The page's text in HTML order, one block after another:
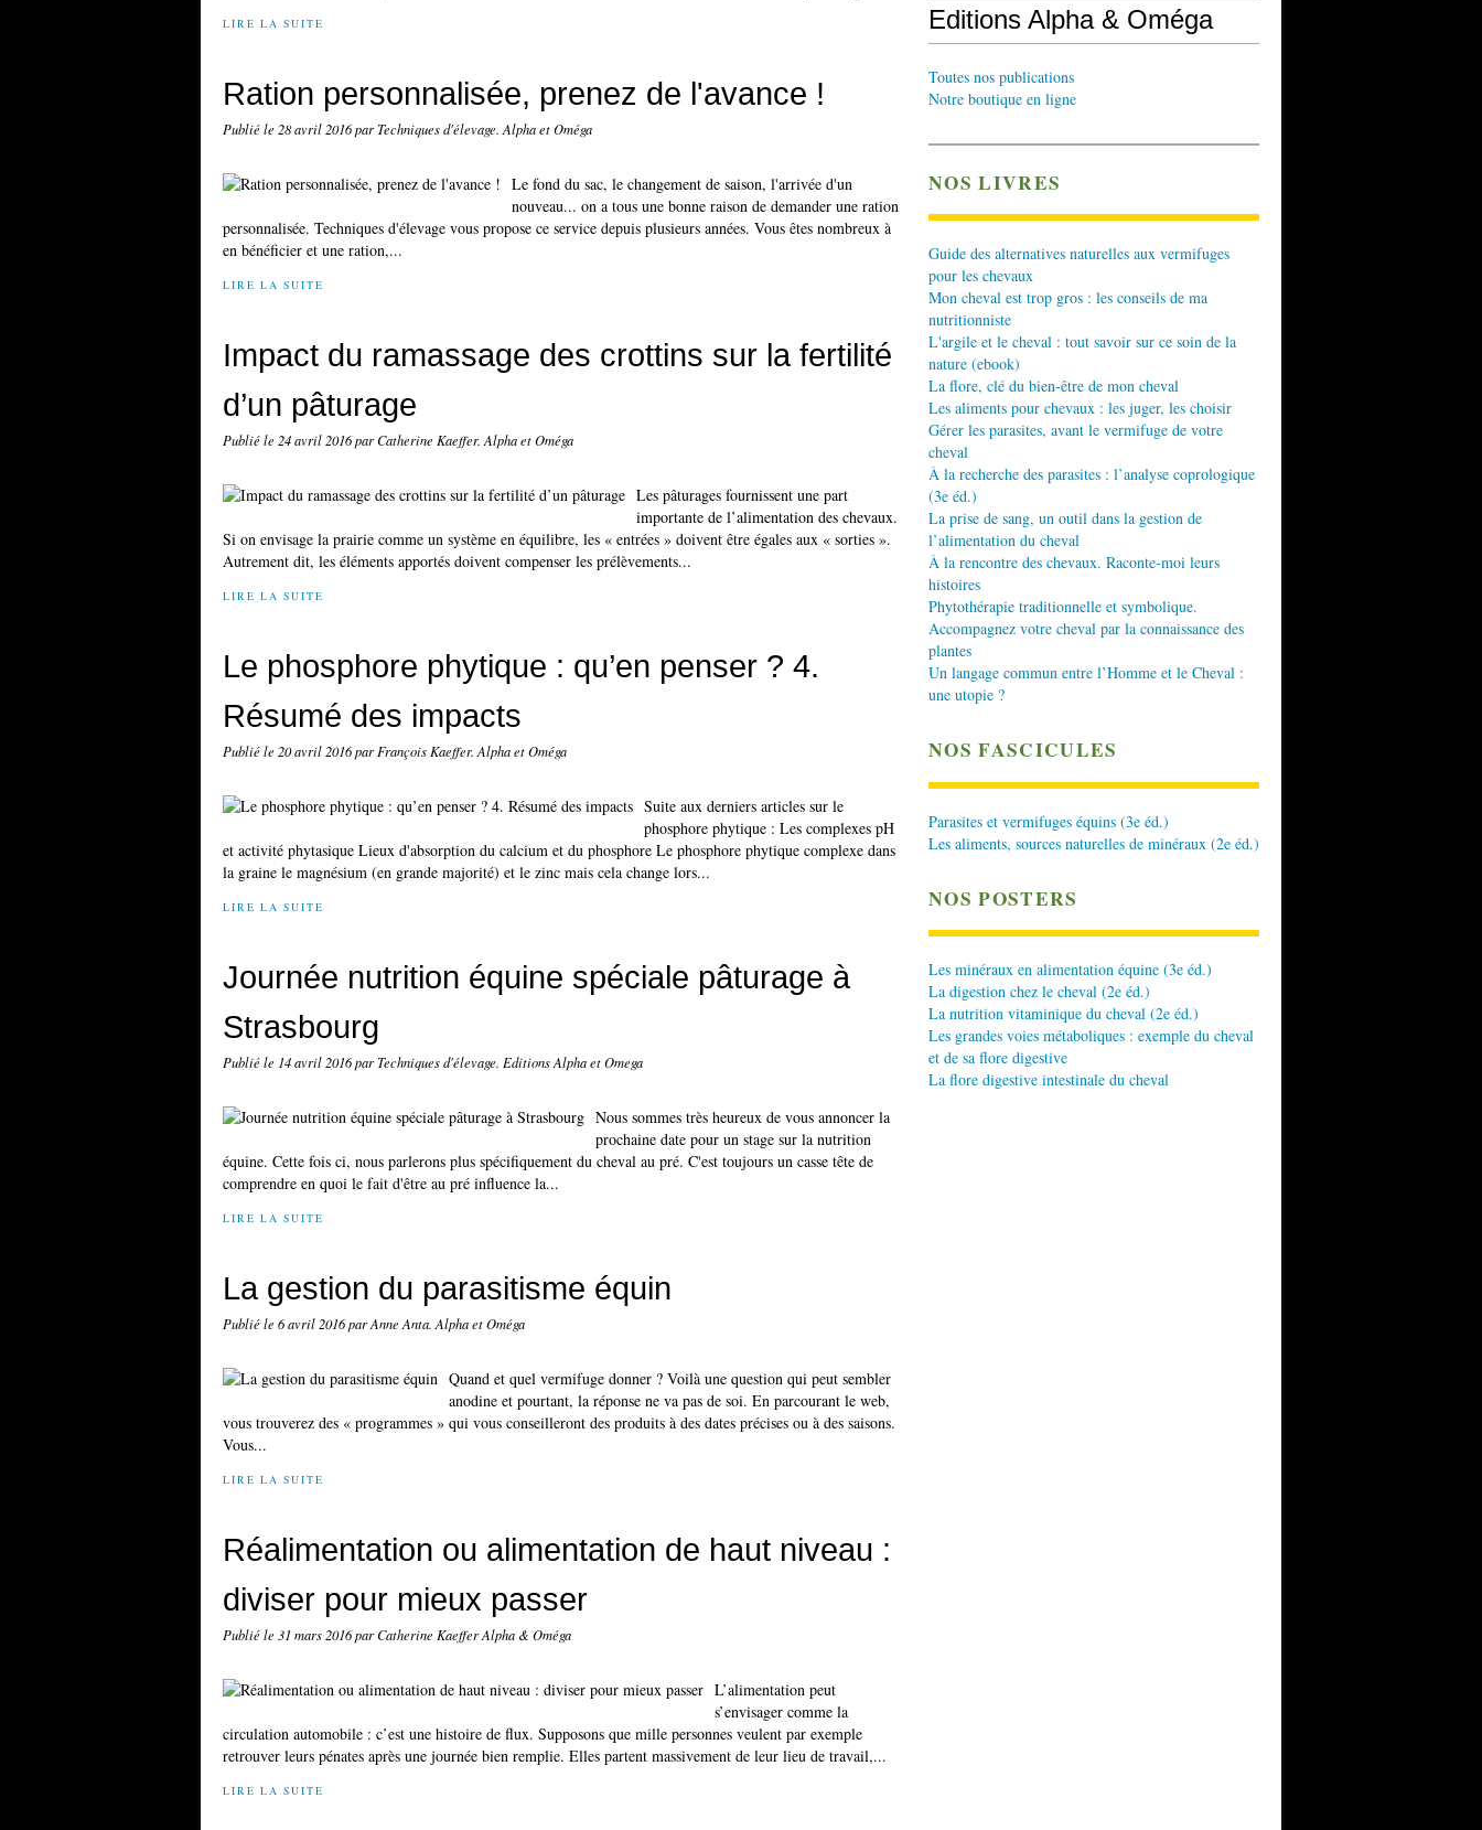
LIRE LA SUITE
Ration personnalisée, prenez de l'avance !
Publié le 28 avril 2016par Techniques d'élevage. Alpha et Oméga
Le fond du sac, le changement de saison, l'arrivée d'un
nouveau... on a tous une bonne raison de demander une ration
personnalisée. Techniques d'élevage vous propose ce service depuis plusieurs années. Vous êtes nombreux à
en bénéficier et une ration,...
LIRE LA SUITE
Impact du ramassage des crottins sur la fertilité
d’un pâturage
Publié le 24 avril 2016par Catherine Kaeffer. Alpha et Oméga
Les pâturages fournissent une part
importante de l’alimentation des chevaux.
Si on envisage la prairie comme un système en équilibre, les « entrées » doivent être égales aux « sorties ».
Autrement dit, les éléments apportés doivent compenser les prélèvements...
LIRE LA SUITE
Le phosphore phytique : qu’en penser ? 4.
Résumé des impacts
Publié le 20 avril 2016par François Kaeffer. Alpha et Oméga
Suite aux derniers articles sur le
phosphore phytique : Les complexes pH
et activité phytasique Lieux d'absorption du calcium et du phosphore Le phosphore phytique complexe dans
la graine le magnésium (en grande majorité) et le zinc mais cela change lors...
LIRE LA SUITE
Journée nutrition équine spéciale pâturage à
Strasbourg
Publié le 14 avril 2016par Techniques d'élevage. Editions Alpha et Omega
Nous sommes très heureux de vous annoncer la
prochaine date pour un stage sur la nutrition
équine. Cette fois ci, nous parlerons plus spécifiquement du cheval au pré. C'est toujours un casse tête de
comprendre en quoi le fait d'être au pré influence la...
LIRE LA SUITE
La gestion du parasitisme équin
Publié le 6 avril 2016par Anne Anta. Alpha et Oméga
Quand et quel vermifuge donner ? Voilà une question qui peut sembler
anodine et pourtant, la réponse ne va pas de soi. En parcourant le web,
vous trouverez des « programmes » qui vous conseilleront des produits à des dates précises ou à des saisons.
Vous...
LIRE LA SUITE
Réalimentation ou alimentation de haut niveau :
diviser pour mieux passer
Publié le 31 mars 2016par Catherine Kaeffer Alpha & Oméga
L’alimentation peut
s’envisager comme la
circulation automobile : c’est une histoire de flux. Supposons que mille personnes veulent par exemple
retrouver leurs pénates après une journée bien remplie. Elles partent massivement de leur lieu de travail,...
LIRE LA SUITE
Editions Alpha & Oméga
Toutes nos publications
Notre boutique en ligne
NOS LIVRES
Guide des alternatives naturelles aux vermifuges
pour les chevaux
Mon cheval est trop gros : les conseils de ma
nutritionniste
L'argile et le cheval : tout savoir sur ce soin de la
nature (ebook)
La flore, clé du bien-être de mon cheval
Les aliments pour chevaux : les juger, les choisir
Gérer les parasites, avant le vermifuge de votre
cheval
À la recherche des parasites : l’analyse coprologique
(3e éd.)
La prise de sang, un outil dans la gestion de
l’alimentation du cheval
À la rencontre des chevaux. Raconte-moi leurs
histoires
Phytothérapie traditionnelle et symbolique.
Accompagnez votre cheval par la connaissance des
plantes
Un langage commun entre l’Homme et le Cheval :
une utopie ?
NOS FASCICULES
Parasites et vermifuges équins (3e éd.)
Les aliments, sources naturelles de minéraux (2e éd.)
NOS POSTERS
Les minéraux en alimentation équine (3e éd.)
La digestion chez le cheval (2e éd.)
La nutrition vitaminique du cheval (2e éd.)
Les grandes voies métaboliques : exemple du cheval
et de sa flore digestive
La flore digestive intestinale du cheval